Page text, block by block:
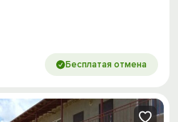
Бесплатая отмена